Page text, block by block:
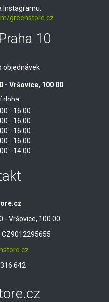
Instagramu:
greenstore.cz
10
objednávek
- Vršovice, 100 00
doba:
- 16:00
- 16:00
- 16:00
- 16:00
- 14:00
- Vršovice, 100 00
CZ9012295655
642